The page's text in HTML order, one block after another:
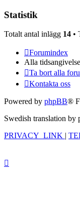
Statistik
Totalt antal inlägg 14 •
Forumindex
Alla
Ta bort alla
Kontakta oss
Powered by phpBB®
Swedish translation
PRIVACY_LINK |